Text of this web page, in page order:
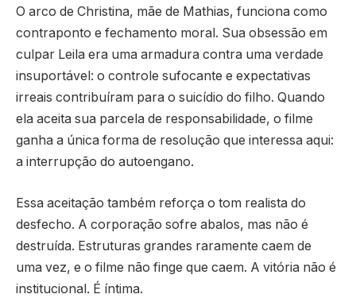
O arco de Christina, mãe de Mathias, funciona como
contraponto e fechamento moral. Sua obsessão em
culpar Leila era uma armadura contra uma verdade
insuportável: o controle sufocante e expectativas
irreais contribuíram para o suicídio do filho. Quando
ela aceita sua parcela de responsabilidade, o filme
ganha a única forma de resolução que interessa aqui:
a interrupção do autoengano.
Essa aceitação também reforça o tom realista do
desfecho. A corporação sofre abalos, mas não é
destruída. Estruturas grandes raramente caem de
uma vez, e o filme não finge que caem. A vitória não é
institucional. É íntima.